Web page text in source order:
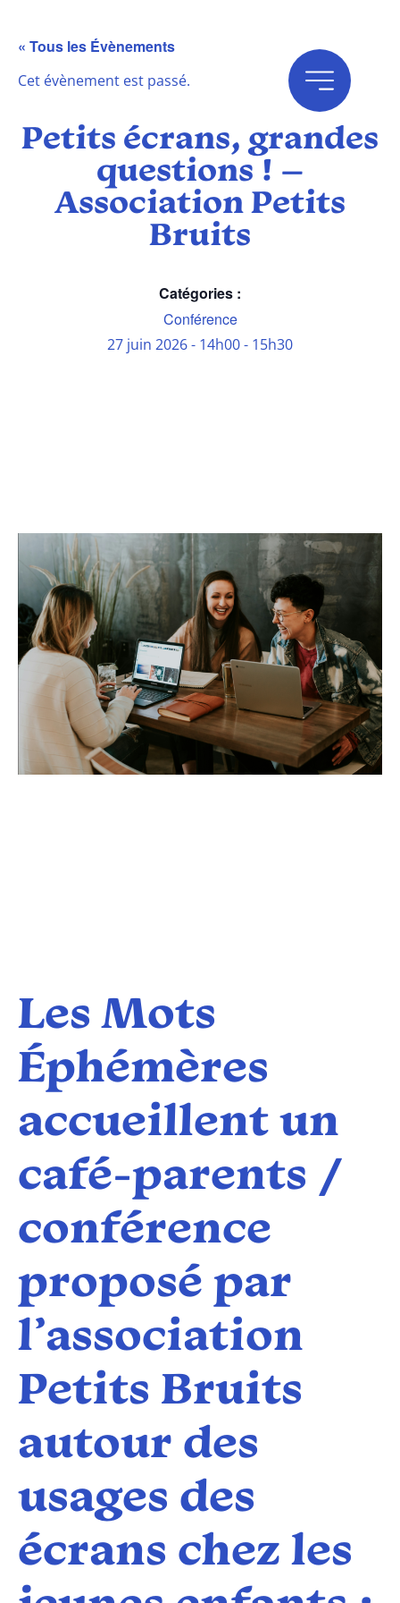
« Tous les Évènements
Cet évènement est passé.
Petits écrans, grandes
questions ! –
Association Petits
Bruits
Catégories :
Conférence
27 juin 2026- 14h00- 15h30
Les Mots
Éphémères
accueillent un
café-parents /
conférence
proposé par
l’association
Petits Bruits
autour des
usages des
écrans chez les